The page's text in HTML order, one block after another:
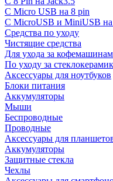
С Micro USB на 8 pin
С MicroUSB и MiniUSB на
Средства по уходу
Чистящие средства
Для ухода за
По уходу за
Аксессуары для ноутбуков
Блоки питания
Аккумуляторы
Мыши
Беспроводные
Проводные
Аксессуары для
Аккумуляторы
Защитные стекла
Чехлы